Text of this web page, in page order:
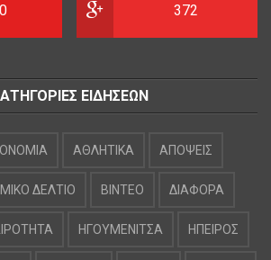
372
ΕΙΔΗΣΕΩΝ
ΑΘΛΗΤΙΚΑ ΑΠΟΨΕΙΣ
ΔΕΛΤΙΟ ΒΙΝΤΕΟ ΔΙΑΦΟΡΑ
ΗΓΟΥΜΕΝΙΤΣΑ ΗΠΕΙΡΟΣ